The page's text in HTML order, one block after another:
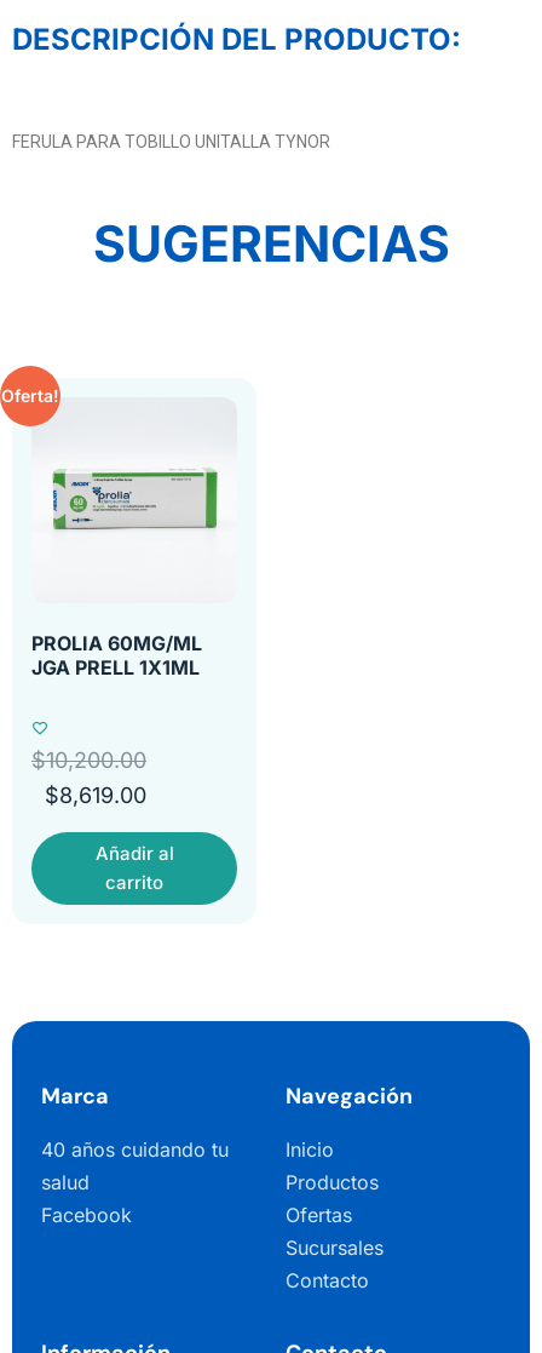
DESCRIPCIÓN DEL PRODUCTO:
FERULA PARA TOBILLO UNITALLA TYNOR
SUGERENCIAS
Oferta!
PROLIA 60MG/ML
JGA PRELL 1X1ML
$10,200.00
$8,619.00
Añadir al
carrito
Marca
40 años cuidando tu
salud
Facebook
Navegación
Inicio
Productos
Ofertas
Sucursales
Contacto